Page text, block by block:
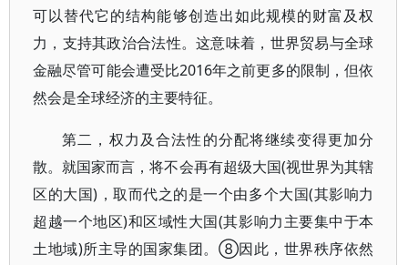
可以替代它的结构能够创造出如此规模的财富及权
力，支持其政治合法性。这意味着，世界贸易与全球
金融尽管可能会遭受比2016年之前更多的限制，但依
然会是全球经济的主要特征。
第二，权力及合法性的分配将继续变得更加分
散。就国家而言，将不会再有超级大国(视世界为其辖
区的大国)，取而代之的是一个由多个大国(其影响力
超越一个地区)和区域性大国(其影响力主要集中于本
土地域)所主导的国家集团。⑧因此，世界秩序依然